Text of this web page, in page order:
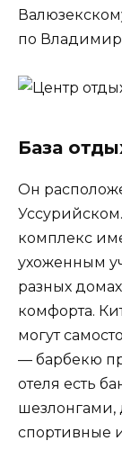
по
База
Он
комплекс
ухоженным
разных
комфорта.
могут
— барбекю
отеля есть
шезлонгами,
спортивные